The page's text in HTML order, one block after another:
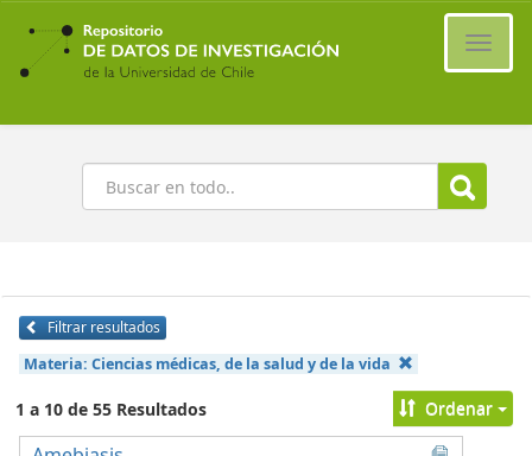
Ir
contenido
principal
Buscar
Filtrar resultados
Materia: Ciencias médicas, de la salud y de la vida
1 a 10 de 55 Resultados Ordenar